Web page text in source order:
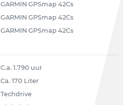
GARMIN GPSmap 42Cs
GARMIN GPSmap 42Cs
GARMIN GPSmap 42Cs
C.a. 1.790 uur
Ca. 170 Liter
Techdrive